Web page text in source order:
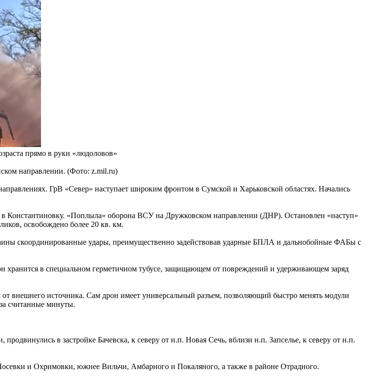
прямо в руки «людоловов»
направлении. (Фото: z.mil.ru)
ГрВ «Север» наступает широким фронтом в Сумской и Харьковской областях. Начались
Константиновку. «Поплыла» оборона ВСУ на Дружковском направлении (ДНР). Остановлен «наступ»
освобождено более 20 кв. км.
скоординированные удары, преимущественно задействовав ударные БПЛА и дальнобойные ФАБы с
в специальном герметичном тубусе, защищающем от повреждений и удерживающем заряд
внешнего источника. Сам дрон имеет универсальный разъем, позволяющий быстро менять модули
считанные минуты.
в застройке Бачевска, к северу от н.п. Новая Сечь, вблизи н.п. Запселье, к северу от н.п.
и Охримовки, южнее Вильчи, Амбарного и Покаляного, а также в районе Отрадного.